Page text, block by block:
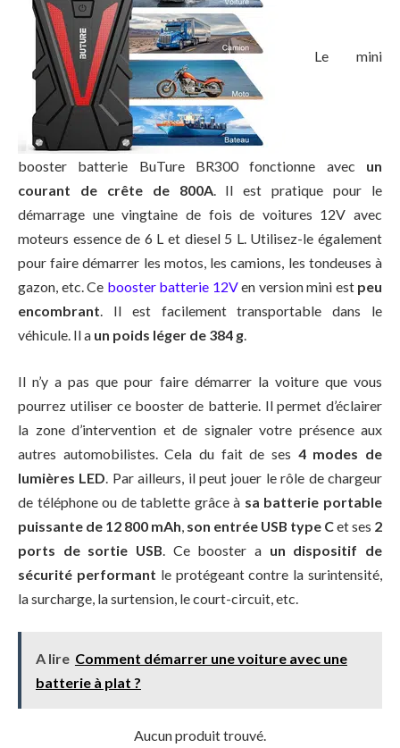
Le mini
booster batterie BuTure BR300 fonctionne avec un
courant de crête de 800A. Il est pratique pour le
démarrage une vingtaine de fois de voitures 12V avec
moteurs essence de 6 L et diesel 5 L. Utilisez-le également
pour faire démarrer les motos, les camions, les tondeuses à
gazon, etc. Ce booster batterie 12Ven version mini est peu
encombrant. Il est facilement transportable dans le
véhicule. Il a un poids léger de 384 g.
Il n’y a pas que pour faire démarrer la voiture que vous
pourrez utiliser ce booster de batterie. Il permet d’éclairer
la zone d’intervention et de signaler votre présence aux
autres automobilistes. Cela du fait de ses 4 modes de
lumières LED. Par ailleurs, il peut jouer le rôle de chargeur
de téléphone ou de tablette grâce à sa batterie portable
puissante de 12 800 mAh, son entrée USB type Cet ses 2
ports de sortie USB. Ce booster a un dispositif de
sécurité performant le protégeant contre la surintensité,
la surcharge, la surtension, le court-circuit, etc.
A lire Comment démarrer une voiture avec une
batterie à plat ?
Aucun produit trouvé.